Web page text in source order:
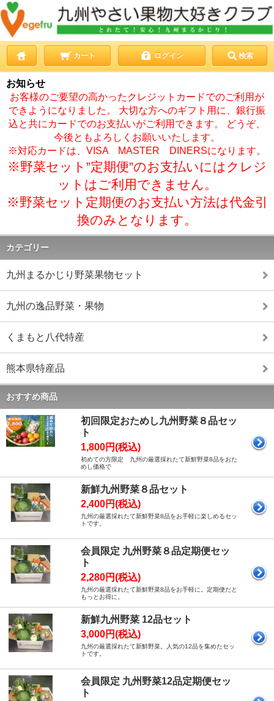
カート ログイン 検索
お知らせ
お客様のご要望の高かったクレジットカードでのご利用が
できようになりました。 大切な方へのギフト用に、銀行振
込と共にカードでのお支払いがご利用できます。 どうぞ、
今後ともよろしくお願いいたします。
※対応カードは、VISA MASTER DINERSになります。
※野菜セット”定期便”のお支払いにはクレジ
ットはご利用できません。
※野菜セット定期便のお支払い方法は代金引
換のみとなります。
カテゴリー
九州まるかじり野菜果物セット
九州の逸品野菜・果物
くまもと八代特産
熊本県特産品
おすすめ商品
初回限定おためし九州野菜８品セッ
ト
1,800円(税込)
初めての方限定 九州の厳選採れたて新鮮野菜8品をおた
めし価格で
新鮮九州野菜８品セット
2,400円(税込)
九州の厳選採れたて新鮮野菜8品をお手軽に楽しめるセッ
トです。
会員限定 九州野菜８品定期便セッ
ト
2,280円(税込)
九州の厳選採れたて新鮮野菜8品をお手軽に。定期便だと
もっとお得に。
新鮮九州野菜 12品セット
3,000円(税込)
九州の厳選採れたて新鮮野菜。人気の12品を集めたセッ
トです。
会員限定 九州野菜12品定期便セッ
ト